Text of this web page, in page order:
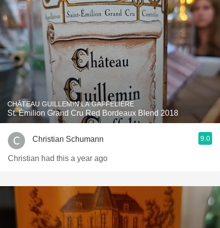
CHÂTEAU GUILLEMIN LA GAFFELIÈRE
St. Émilion Grand Cru Red Bordeaux Blend 2018
Christian Schumann 9.0
Christian had this a year ago